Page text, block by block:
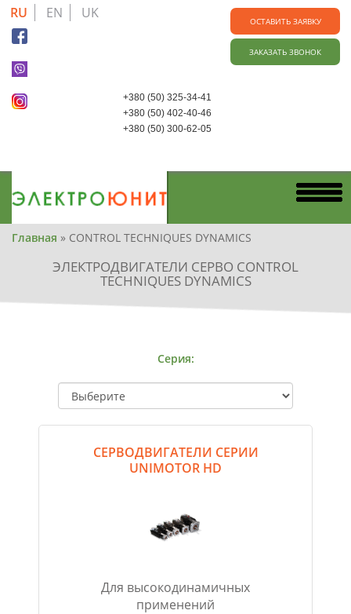
Skip
main
RU EN UK ОСТАВИТЬ ЗАЯВКУ
ЗАКАЗАТЬ ЗВОНОК
+380 (50) 325-34-41
+380 (50) 402-40-46
+380 (50) 300-62-05
Вы
здесь
Главная » CONTROL TECHNIQUES DYNAMICS
ЭЛЕКТРОДВИГАТЕЛИ СЕРВО CONTROL
TECHNIQUES DYNAMICS
Серия:
СЕРВОДВИГАТЕЛИ СЕРИИ
UNIMOTOR HD
Для высокодинамичных
применений